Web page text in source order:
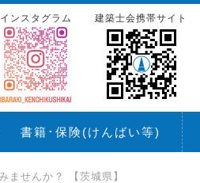
建築士会携帯サイト
インスタグラム
書籍･保険(けんばい等)
ませんか？ 【茨城県】